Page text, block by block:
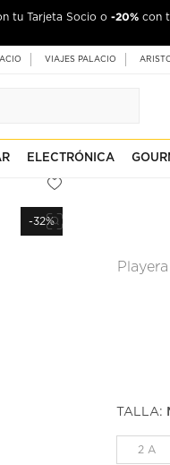
tu Tarjeta Socio o -20% con
VIAJES PALACIO
ELECTRÓNICA
-32%
TALLA:
2 A